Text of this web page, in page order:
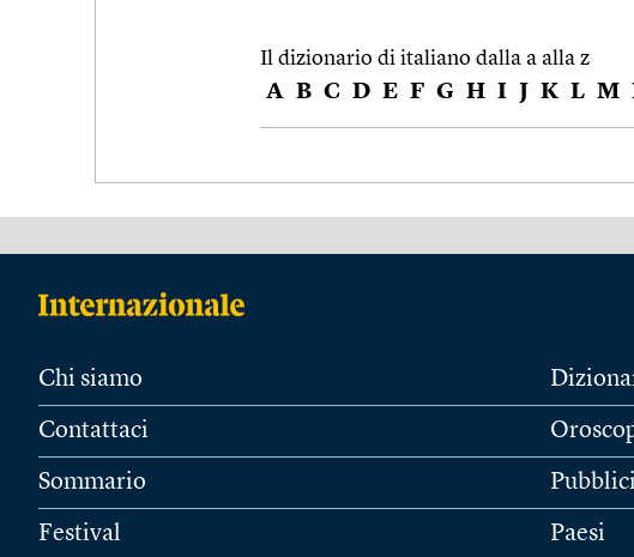
Il dizionario di italiano dalla a alla z
A B C D E F G H I J K L M
Chi siamo
Contattaci
Sommario
Festival Paesi